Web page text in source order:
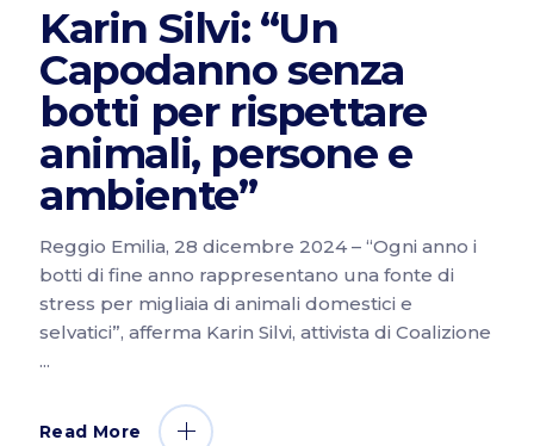
Karin Silvi: “Un
Capodanno senza
botti per rispettare
animali, persone e
ambiente”
Reggio Emilia, 28 dicembre 2024 – “Ogni anno i
botti di fine anno rappresentano una fonte di
stress per migliaia di animali domestici e
selvatici”, afferma Karin Silvi, attivista di Coalizione
Read More